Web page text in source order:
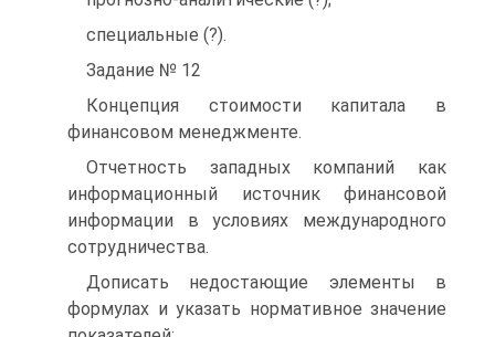
специальные (?).
Задание № 12
Концепция стоимости капитала в
финансовом менеджменте.
Отчетность западных компаний как
информационный источник финансовой
информации в условиях международного
сотрудничества.
Дописать недостающие элементы в
формулах и указать нормативное значение